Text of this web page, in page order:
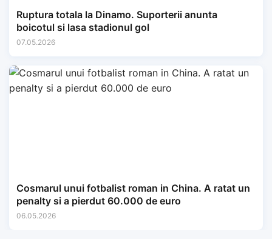
Ruptura totala la Dinamo. Suporterii anunta
boicotul si lasa stadionul gol
07.05.2026
Cosmarul unui fotbalist roman in China. A ratat un
penalty si a pierdut 60.000 de euro
06.05.2026